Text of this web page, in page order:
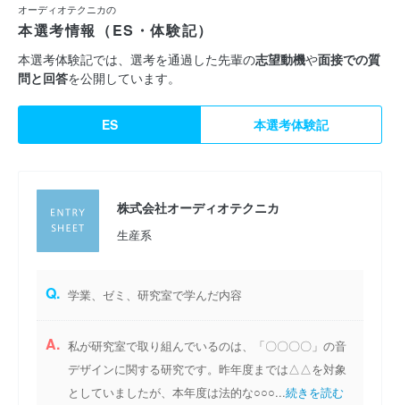
オーディオテクニカの
本選考情報（ES・体験記）
本選考体験記では、選考を通過した先輩の志望動機や面接での質
問と回答を公開しています。
ES 本選考体験記
株式会社オーディオテクニカ
生産系
Q. 学業、ゼミ、研究室で学んだ内容
A. 私が研究室で取り組んでいるのは、「〇〇〇〇」の音
デザインに関する研究です。昨年度までは△△を対象
としていましたが、本年度は法的な○○○...続きを読む